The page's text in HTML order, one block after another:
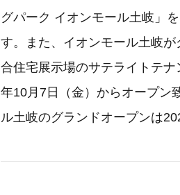
グパーク イオンモール土岐」
す。また、イオンモール土岐
合住宅展示場のサテライトテ
年10月7日（金）からオープン
ル土岐のグランドオープンは